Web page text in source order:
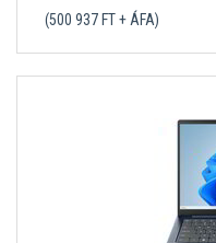
(500 937 FT + ÁFA)